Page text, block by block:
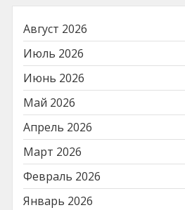
Август 2026
Июль 2026
Июнь 2026
Май 2026
Апрель 2026
Март 2026
Февраль 2026
Январь 2026